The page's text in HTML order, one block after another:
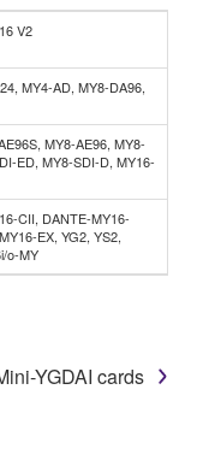
V2
MY4-AD, MY8-DA96,
MY8-AE96, MY8-
ED, MY8-SDI-D, MY16-
CII, DANTE-MY16-
EX, YG2, YS2,
o-MY
YGDAI cards